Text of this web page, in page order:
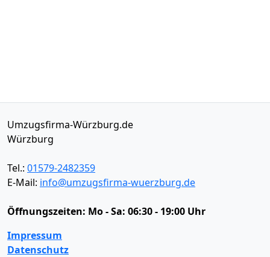
Umzugsfirma-Würzburg.de
Würzburg
Tel.: 01579-2482359
E-Mail: info@umzugsfirma-wuerzburg.de
Öffnungszeiten: Mo - Sa: 06:30 - 19:00 Uhr
Impressum
Datenschutz